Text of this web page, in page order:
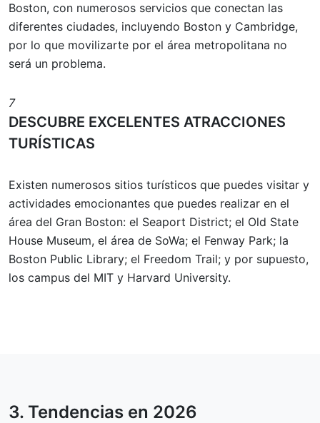
Boston, con numerosos servicios que conectan las
diferentes ciudades, incluyendo Boston y Cambridge,
por lo que movilizarte por el área metropolitana no
será un problema.
7
DESCUBRE EXCELENTES ATRACCIONES
TURÍSTICAS
Existen numerosos sitios turísticos que puedes visitar y
actividades emocionantes que puedes realizar en el
área del Gran Boston: el Seaport District; el Old State
House Museum, el área de SoWa; el Fenway Park; la
Boston Public Library; el Freedom Trail; y por supuesto,
los campus del MIT y Harvard University.
3. Tendencias en 2026